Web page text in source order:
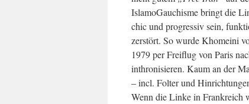
IslamoGauchisme bringt die
chic und progressiv sein,
zerstört. So wurde Khomeini
1979 per Freiflug von Paris
inthronisieren. Kaum an der
– incl. Folter und
Wenn die Linke in Frankreich